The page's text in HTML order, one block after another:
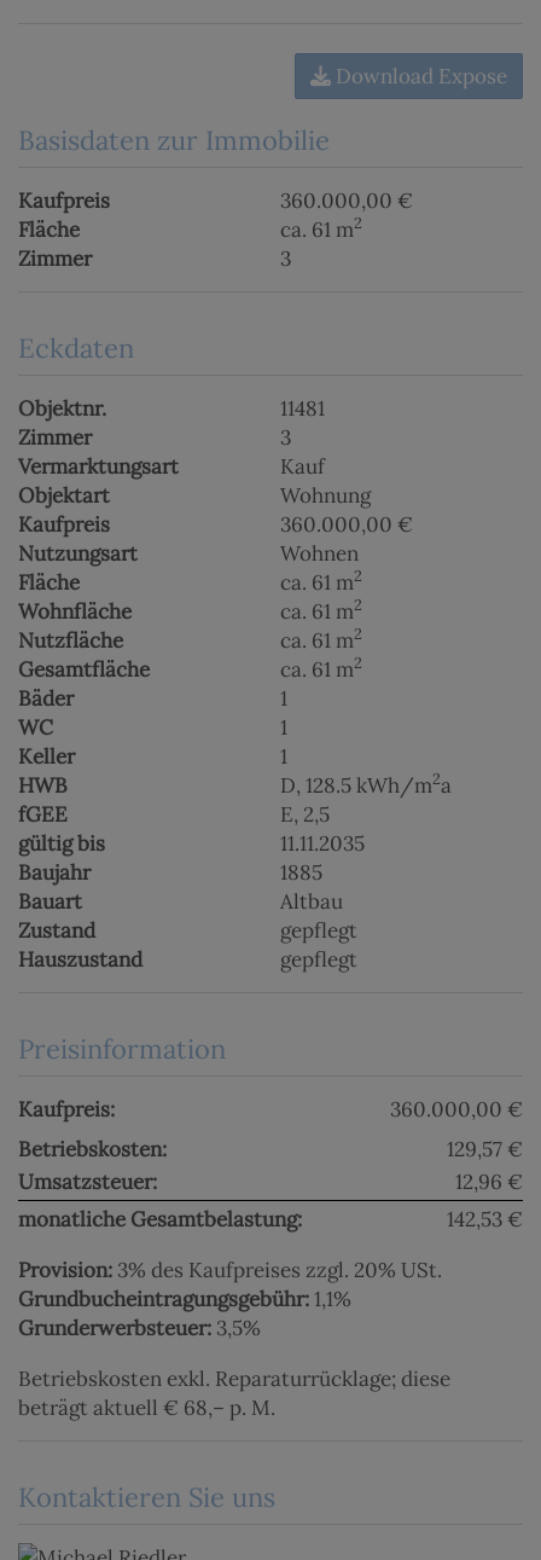
Download Expose
Basisdaten zur Immobilie
Kaufpreis
360.000,00 €
Fläche
ca. 61 m2
Zimmer 3
Eckdaten
Objektnr.
11481
Zimmer
3
Vermarktungsart
Kauf
Objektart
Wohnung
Kaufpreis
360.000,00 €
Nutzungsart
Wohnen
Fläche
ca. 61 m2
Wohnfläche ca. 61 m2
Nutzfläche ca. 61 m2
Gesamtfläche ca. 61 m2
Bäder
1
WC
1
Keller
1
HWB
D, 128.5 kWh/m2a
fGEE
E, 2,5
gültig bis
11.11.2035
Baujahr
1885
Bauart
Altbau
Zustand
gepflegt
Hauszustand
gepflegt
Preisinformation
Kaufpreis:
360.000,00 €
Betriebskosten:
129,57 €
Umsatzsteuer:
12,96 €
monatliche Gesamtbelastung:
142,53 €
Provision: 3% des Kaufpreises zzgl. 20% USt.
Grundbucheintragungsgebühr:1,1%
Grunderwerbsteuer: 3,5%
Betriebskosten exkl. Reparaturrücklage; diese
beträgt aktuell € 68,– p. M.
Kontaktieren Sie uns